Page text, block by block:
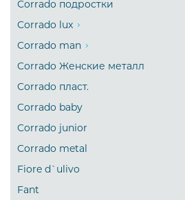
Corrado подростки
Corrado lux
Corrado man
Corrado Женские металл
Corrado пласт.
Corrado baby
Corrado junior
Corrado metal
Fiore d`ulivo
Fant